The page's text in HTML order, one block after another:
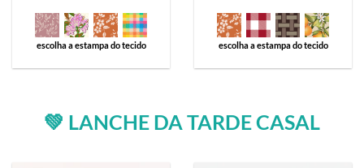
escolha a estampa do tecido escolha a estampa do tecido
💚 LANCHE DA TARDE CASAL